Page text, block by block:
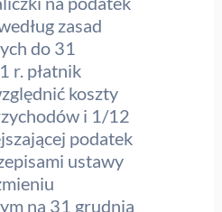
zasad
do 31
r. płatnik
koszty
i 1/12
podatek
ustawy
na 31 grudnia